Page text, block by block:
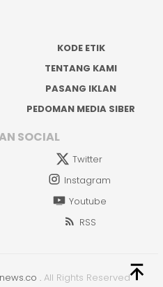
KODE ETIK
TENTANG KAMI
PASANG IKLAN
PEDOMAN MEDIA SIBER
SOCIAL
Twitter
Instagram
Youtube
RSS
. All Rights Reserved